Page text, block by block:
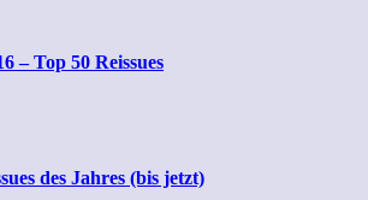
– Top 50 Reissues
des Jahres (bis jetzt)